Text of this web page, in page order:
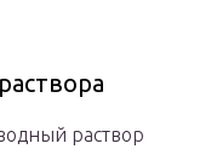
раствор